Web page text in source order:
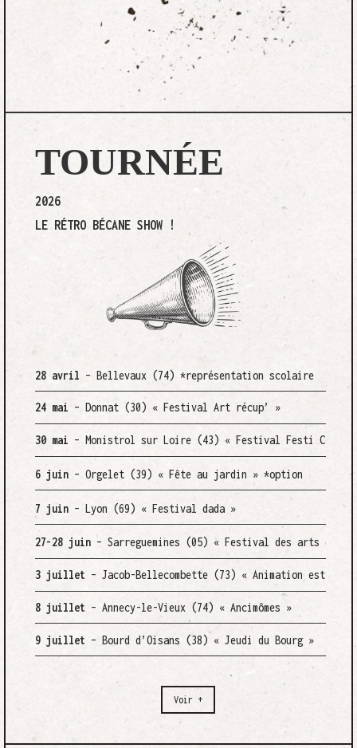
TOURNÉE
2026
LE RÉTRO BÉCANE SHOW !
28 avril – Bellevaux (74) *représentation scolaire
24 mai – Donnat (30) « Festival Art récup’ »
30 mai – Monistrol sur Loire (43) « Festival Festi Clap’
6 juin – Orgelet (39) « Fête au jardin » *option
7 juin – Lyon (69) « Festival dada »
27-28 juin – Sarreguemines (05) « Festival des arts de
3 juillet – Jacob-Bellecombette (73) « Animation
8 juillet – Annecy-le-Vieux (74) « Ancimômes »
9 juillet – Bourd d’Oisans (38) « Jeudi du Bourg »
Voir +